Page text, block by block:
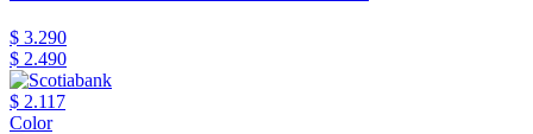
$ 3.290
$ 2.490
$ 2.117
Color